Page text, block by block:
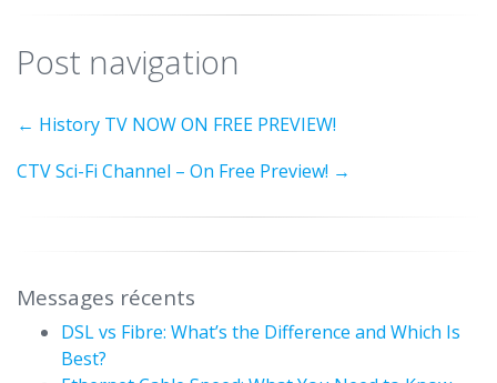
Post navigation
← History TV NOW ON FREE PREVIEW!
CTV Sci-Fi Channel – On Free Preview! →
Messages récents
DSL vs Fibre: What’s the Difference and Which Is
Best?